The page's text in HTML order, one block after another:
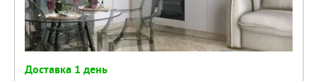
Доставка 1 день